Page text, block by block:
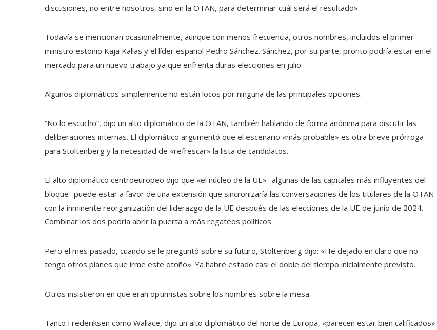
discusiones, no entre nosotros, sino en la OTAN, para determinar cuál será el resultado».
Todavía se mencionan ocasionalmente, aunque con menos frecuencia, otros nombres, incluidos el primer
ministro estonio Kaja Kallas y el líder español Pedro Sánchez. Sánchez, por su parte, pronto podría estar en el
mercado para un nuevo trabajo ya que enfrenta duras elecciones en julio.
Algunos diplomáticos simplemente no están locos por ninguna de las principales opciones.
“No lo escucho”, dijo un alto diplomático de la OTAN, también hablando de forma anónima para discutir las
deliberaciones internas. El diplomático argumentó que el escenario «más probable» es otra breve prórroga
para Stoltenberg y la necesidad de «refrescar» la lista de candidatos.
El alto diplomático centroeuropeo dijo que «el núcleo de la UE» -algunas de las capitales más influyentes del
bloque- puede estar a favor de una extensión que sincronizaría las conversaciones de los titulares de la OTAN
con la inminente reorganización del liderazgo de la UE después de las elecciones de la UE de junio de 2024.
Combinar los dos podría abrir la puerta a más regateos políticos.
Pero el mes pasado, cuando se le preguntó sobre su futuro, Stoltenberg dijo: «He dejado en claro que no
tengo otros planes que irme este otoño». Ya habré estado casi el doble del tiempo inicialmente previsto.
Otros insistieron en que eran optimistas sobre los nombres sobre la mesa.
Tanto Frederiksen como Wallace, dijo un alto diplomático del norte de Europa, «parecen estar bien calificados».